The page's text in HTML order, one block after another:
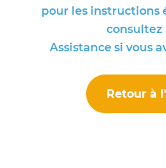
pour les instructions
consultez
Assistance si vous
Retour à